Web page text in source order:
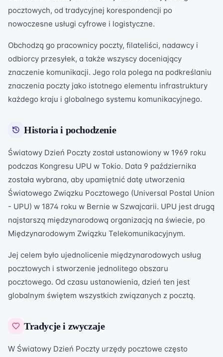
pocztowych, od tradycyjnej korespondencji po
nowoczesne usługi cyfrowe i logistyczne.
Obchodzą go pracownicy poczty, filateliści, nadawcy i
odbiorcy przesyłek, a także wszyscy doceniający
znaczenie komunikacji. Jego rola polega na podkreślaniu
znaczenia poczty jako istotnego elementu infrastruktury
każdego kraju i globalnego systemu komunikacyjnego.
Historia i pochodzenie
Światowy Dzień Poczty został ustanowiony w 1969 roku
podczas Kongresu UPU w Tokio. Data 9 października
została wybrana, aby upamiętnić datę utworzenia
Światowego Związku Pocztowego (UniversaI Postal Union
- UPU) w 1874 roku w Bernie w Szwajcarii. UPU jest drugą
najstarszą międzynarodową organizacją na świecie, po
Międzynarodowym Związku Telekomunikacyjnym.
Jej celem było ujednolicenie międzynarodowych usług
pocztowych i stworzenie jednolitego obszaru
pocztowego. Od czasu ustanowienia, dzień ten jest
globalnym świętem wszystkich związanych z pocztą.
Tradycje i zwyczaje
W Światowy Dzień Poczty urzędy pocztowe często